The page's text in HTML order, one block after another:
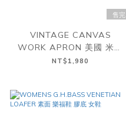
售完
VINTAGE CANVAS
WORK APRON 美國 米白
帆布 工作 短圍裙 斜背包
NT$1,980